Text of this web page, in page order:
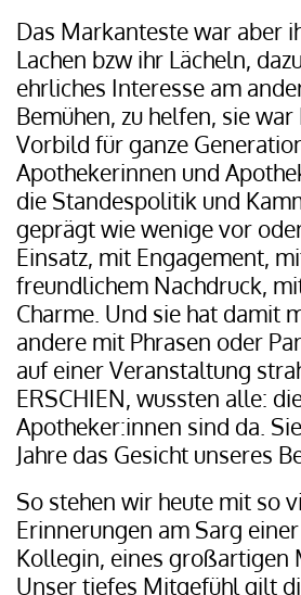
Das Markanteste war aber
Lachen bzw ihr Lächeln,
ehrliches Interesse am
Bemühen, zu helfen, sie
Vorbild für ganze
Apothekerinnen und
die Standespolitik und
geprägt wie wenige vor
Einsatz, mit Engagement,
freundlichem Nachdruck,
Charme. Und sie hat damit
andere mit Phrasen oder
auf einer Veranstaltung
ERSCHIEN, wussten alle:
Apotheker:innen sind da.
Jahre das Gesicht unseres
So stehen wir heute mit so
Erinnerungen am Sarg
Kollegin, eines großartigen
Unser tiefes Mitgefühl gilt